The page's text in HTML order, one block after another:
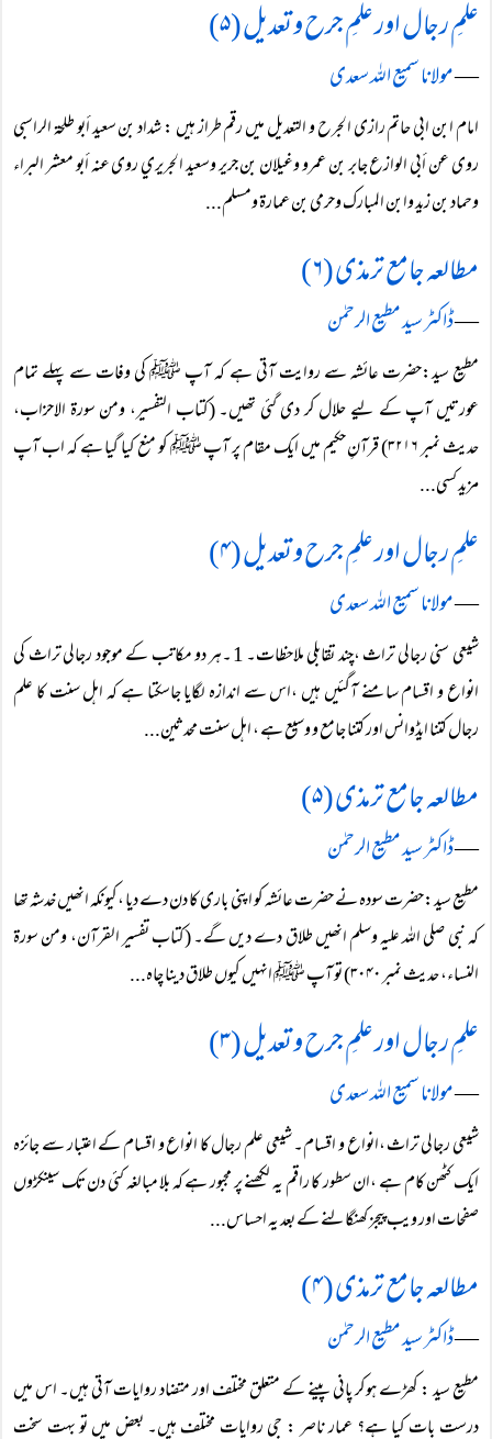
علمِ رجال اور علمِ جرح و تعدیل (۵)
―مولانا سمیع اللہ سعدی
امام ابن ابی حاتم رازی الجرح و التعدیل میں رقم طراز ہیں : شداد بن سعيد أبو طلحة الراسبي
روى عن أبي الوازع جابر بن عمرو وغيلان بن جرير وسعيد الجريري روى عنه أبو معشر البراء
وحماد بن زيد وابن المبارك وحرمي بن عمارة ومسلم...
مطالعہ جامع ترمذی (۶)
―ڈاکٹر سید مطیع الرحمٰن
مطیع سید:حضرت عائشہ سے روایت آتی ہے کہ آپ ﷺ کی وفات سے پہلے تمام
عورتیں آپ کے لیے حلال کر دی گئی تھیں۔ (کتاب التفسیر، ومن سورۃ الاحزاب،
حدیث نمبر ۳۲۱۶) قرآنِ حکیم میں ایک مقام پر آپ ﷺ کو منع کیا گیا ہے کہ اب آپ
مزید کسی...
علمِ رجال اور علمِ جرح و تعدیل (۴)
―مولانا سمیع اللہ سعدی
شیعی سنی رجالی تراث ،چند تقابلی ملاحظات۔ 1۔ہر دو مکاتب کے موجود رجالی تراث کی
انواع و اقسام سامنے آگئیں ہیں ،اس سے اندازہ لگایا جاسکتا ہے کہ اہل سنت کا علم
رجال کتنا ایڈوانس اور کتنا جامع و وسیع ہے ، اہل سنت محدثین...
مطالعہ جامع ترمذی (۵)
―ڈاکٹر سید مطیع الرحمٰن
مطیع سید:حضرت سودہ نے حضرت عائشہ کو اپنی باری کا دن دے دیا ،کیونکہ انھیں خدشہ تھا
کہ نبی صلی اللہ علیہ وسلم انھیں طلاق دے دیں گے۔ (کتاب تفسیر القرآن، ومن سورۃ
النساء، حدیث نمبر ۳۰۴۰) تو آپ ﷺ انہیں کیوں طلاق دینا چاہ...
علمِ رجال اور علمِ جرح و تعدیل (۳)
―مولانا سمیع اللہ سعدی
شیعی رجالی تراث ،انواع و اقسام۔ شیعی علم رجال کا انواع و اقسام کے اعتبار سے جائزہ
ایک کٹھن کام ہے ،ان سطور کا راقم یہ لکھنے پر مجبور ہے کہ بلا مبالغہ کئی دن تک سینکڑوں
صفحات اور ویب پیجز کھنگالنے کے بعد یہ احساس...
مطالعہ جامع ترمذی (۴)
―ڈاکٹر سید مطیع الرحمٰن
مطیع سید : کھڑے ہوکر پانی پینے کے متعلق مختلف اور متضاد روایات آتی ہیں۔ اس میں
درست بات کیا ہے؟ عمار ناصر : جی روایات مختلف ہیں۔ بعض میں تو بہت سخت